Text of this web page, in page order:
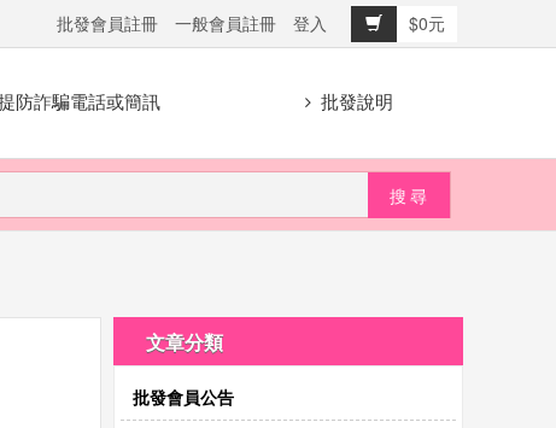
批發會員註冊 一般會員註冊 登入 $0元
防詐騙電話或簡訊 批發說明
文章分類
批發會員公告